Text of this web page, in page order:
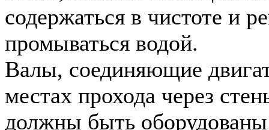
содержаться в чистоте и
промываться водой.
Валы, соединяющие
местах прохода через
должны быть